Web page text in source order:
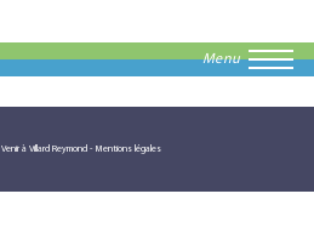
Menu
Venir à Villard Reymond - Mentions légales